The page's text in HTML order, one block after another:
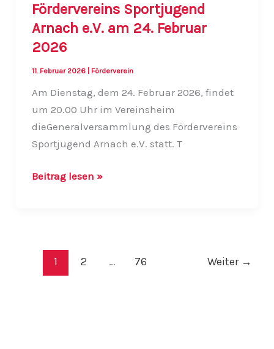
Fördervereins Sportjugend
Arnach e.V. am 24. Februar
2026
11. Februar 2026 Förderverein
Am Dienstag, dem 24. Februar 2026, findet
um 20.00 Uhr im Vereinsheim
dieGeneralversammlung des Fördervereins
Sportjugend Arnach e.V. statt. T
Generalversammlung
am
Beitrag lesen »
1 2 … 76 Weiter →